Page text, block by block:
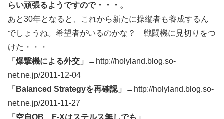
らい頑張るようですので・・・。
あと30年となると、これから新たに操縦者も養成するん
でしょうね。希望者がいるのかな？ 戦闘機に見切りをつ
けた・・・
「爆撃機による外交」
→http://holyland.blog.so-
net.ne.jp/2011-12-04
「Balanced Strategyを再確認」
→http://holyland.blog.so-
net.ne.jp/2011-11-27
「空自OB、F-Xはステルス無しでも」